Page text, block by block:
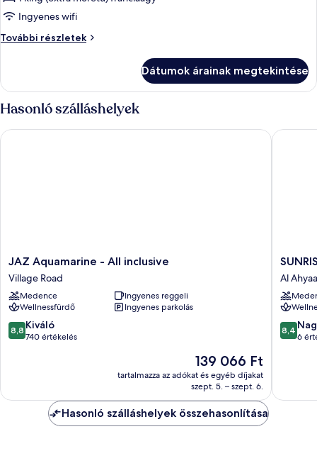
képének
megtekintése:
Ingyenes wifi
További részletek
Szoba
Dátumok árainak megtekintése
Hasonló szálláshelyek
JAZ
Aquamarine
-
All
inclusive
Village
Road
JAZ Aquamarine - All inclusive
Village Road
Medence
Ingyenes reggeli
Wellnessfürdő
Ingyenes parkolás
8.8
ennyiből:
8,8 Kiváló
740 értékelés
Az
ár
139 066 Ft
139 066 Ft
tartalmazza az adókat és egyéb díjakat
szept. 5. – szept. 6.
JAZ Aquamarine - All inclusive
Serano
Aqua
Park
Resort
Al
Ahyaa
Al Ahyaa
8.4
8,4
6
Hasonló szálláshelyek összehasonlítása